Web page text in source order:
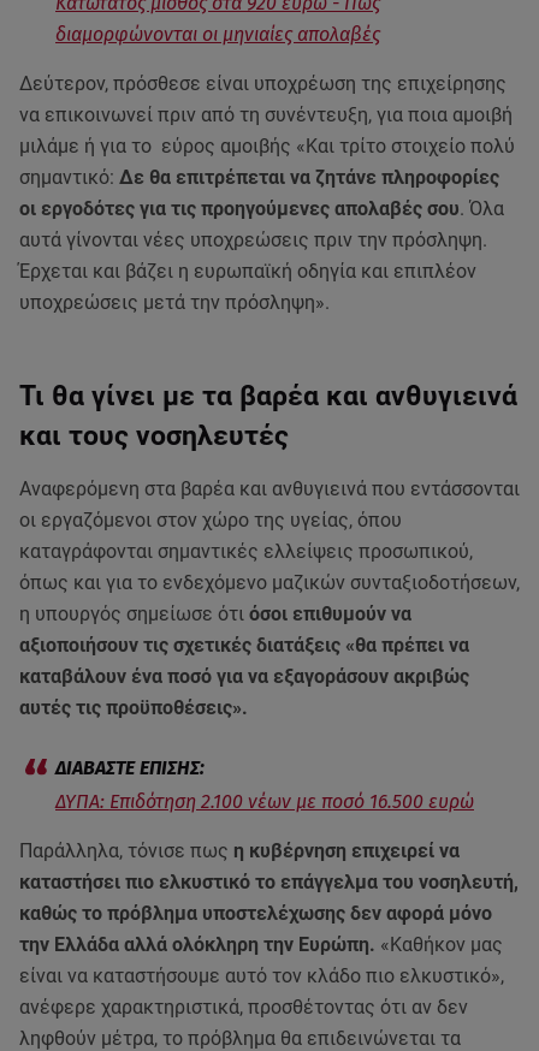
διαμορφώνονται οι μηνιαίες απολαβές
Δεύτερον, πρόσθεσε είναι υποχρέωση της επιχείρησης
να επικοινωνεί πριν από τη συνέντευξη, για ποια αμοιβή
μιλάμε ή για το εύρος αμοιβής «Και τρίτο στοιχείο πολύ
σημαντικό: Δε θα επιτρέπεται να ζητάνε πληροφορίες
οι εργοδότες για τις προηγούμενες απολαβές σου. Όλα
αυτά γίνονται νέες υποχρεώσεις πριν την πρόσληψη.
Έρχεται και βάζει η ευρωπαϊκή οδηγία και επιπλέον
υποχρεώσεις μετά την πρόσληψη».
Τι θα γίνει με τα βαρέα και ανθυγιεινά
και τους νοσηλευτές
Αναφερόμενη στα βαρέα και ανθυγιεινά που εντάσσονται
οι εργαζόμενοι στον χώρο της υγείας, όπου
καταγράφονται σημαντικές ελλείψεις προσωπικού,
όπως και για το ενδεχόμενο μαζικών συνταξιοδοτήσεων,
η υπουργός σημείωσε ότι όσοι επιθυμούν να
αξιοποιήσουν τις σχετικές διατάξεις «θα πρέπει να
καταβάλουν ένα ποσό για να εξαγοράσουν ακριβώς
αυτές τις προϋποθέσεις».
ΔΥΠΑ: Επιδότηση 2.100 νέων με ποσό 16.500 ευρώ
Παράλληλα, τόνισε πως η κυβέρνηση επιχειρεί να
καταστήσει πιο ελκυστικό το επάγγελμα του νοσηλευτή,
καθώς το πρόβλημα υποστελέχωσης δεν αφορά μόνο
την Ελλάδα αλλά ολόκληρη την Ευρώπη. «Καθήκον μας
είναι να καταστήσουμε αυτό τον κλάδο πιο ελκυστικό»,
ανέφερε χαρακτηριστικά, προσθέτοντας ότι αν δεν
ληφθούν μέτρα, το πρόβλημα θα επιδεινώνεται τα